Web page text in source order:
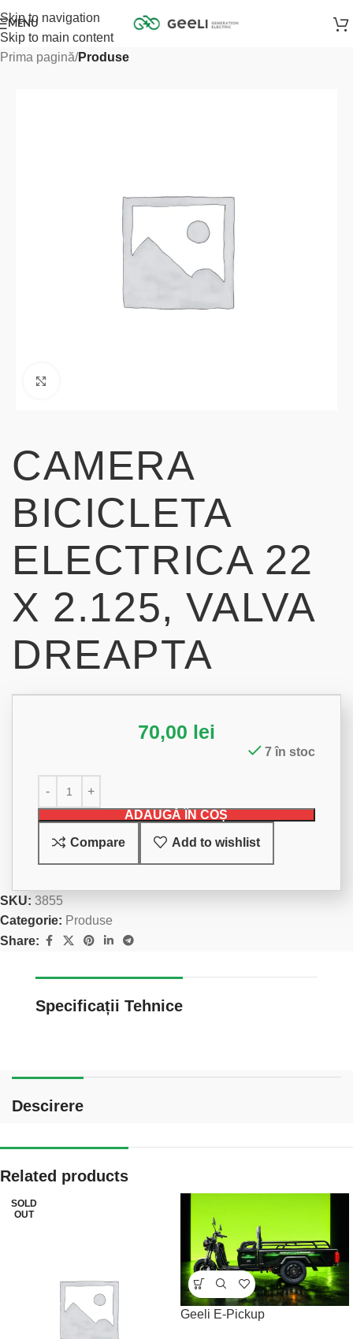
Skip to navigation
Skip to main content
MENU
Prima pagină Produse
CAMERA
BICICLETA
ELECTRICA 22
X 2.125, VALVA
DREAPTA
70,00 lei
7 în stoc
ADAUGĂ ÎN COȘ
Compare Add to wishlist
SKU: 3855
Categorie: Produse
Share:
Specificații Tehnice
Descirere
Related products
SOLD
OUT
Geeli E-Pickup